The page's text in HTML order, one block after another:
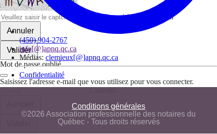
(450) 904-2767
info[@]apnq.qc.ca
Médias: clemieux[@]apnq.qc.ca
Confidentialité
Conditions générales
©2026 Association professionnelle des notaires du
Québec - Tous droits réservés
Veuillez saisir le captcha ici
Annuler
Valider
Mot de passe oublié
Saisissez l'adresse e-mail que vous utilisez pour vous connecter.